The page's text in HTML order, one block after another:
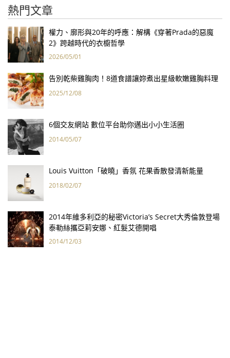
熱門文章
權力、廓形與20年的呼應：解構《穿著Prada的惡魔
2》跨越時代的衣櫥哲學
2026/05/01
告別乾柴雞胸肉！8道食譜讓妳煮出星級軟嫩雞胸料理
2025/12/08
6個交友網站 數位平台助你邁出小小生活圈
2014/05/07
Louis Vuitton「破曉」香氛 花果香散發清新能量
2018/02/07
2014年維多利亞的秘密Victoria’s Secret大秀倫敦登場
泰勒絲攜亞莉安娜、紅髮艾德開唱
2014/12/03